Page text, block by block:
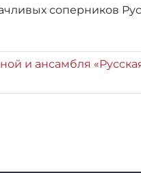
соперников
и ансамбля